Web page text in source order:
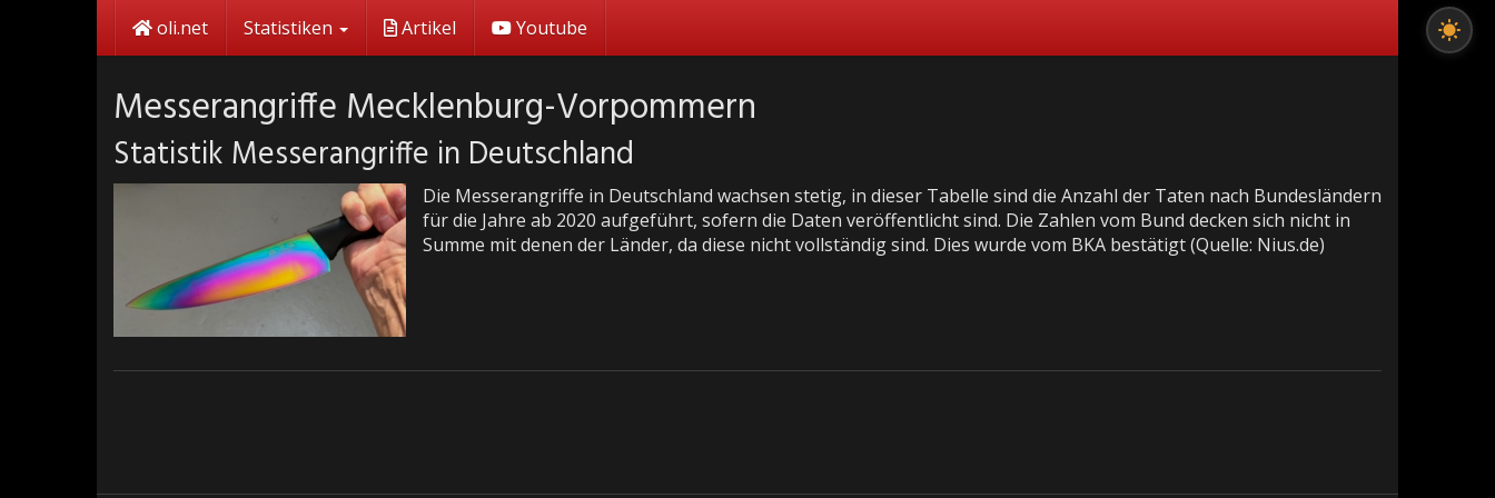
oli.net Statistiken Artikel Youtube
Messerangriffe Mecklenburg-Vorpommern
Statistik Messerangriffe in Deutschland
Die Messerangriffe in Deutschland wachsen stetig, in dieser Tabelle sind die Anzahl der Taten nach Bundesländern
für die Jahre ab 2020 aufgeführt, sofern die Daten veröffentlicht sind. Die Zahlen vom Bund decken sich nicht in
Summe mit denen der Länder, da diese nicht vollständig sind. Dies wurde vom BKA bestätigt (Quelle: Nius.de)